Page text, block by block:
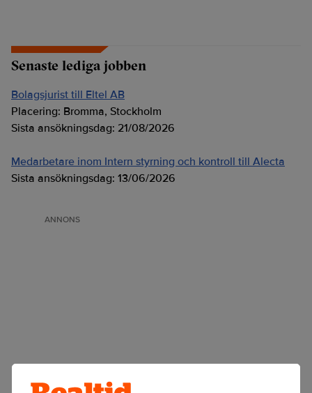
Senaste lediga jobben
Bolagsjurist till Eltel AB
Placering: Bromma, Stockholm
Sista ansökningsdag: 21/08/2026
Medarbetare inom Intern styrning och kontroll till Alecta
Sista ansökningsdag: 13/06/2026
ANNONS